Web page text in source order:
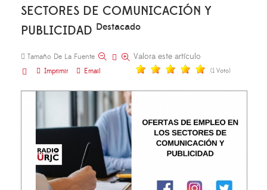
SECTORES DE COMUNICACIÓN Y
PUBLICIDAD Destacado
Tamaño De La Fuente
Imprimir
Email
Valora este artículo
(1 Voto)